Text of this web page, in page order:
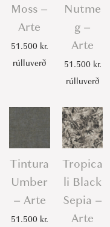
Moss –
Arte
51.500 kr.
rúlluverð
Nutme
g –
Arte
51.500 kr.
rúlluverð
Tintura
Umber
– Arte
51.500 kr.
Tropica
li Black
Sepia –
Arte